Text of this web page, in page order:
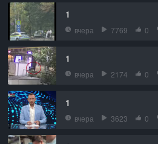
1
вчера 7769 0
1
вчера 2174 0
1
вчера 3623 0